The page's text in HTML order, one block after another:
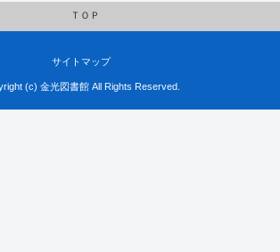
ＴＯＰ
サイトマップ
(c) 金光図書館 All Rights Reserved.